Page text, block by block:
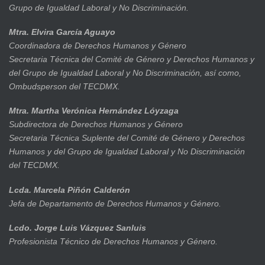
Grupo de Igualdad Laboral y No Discriminación.
Mtra. Elvira García Aguayo
Coordinadora de Derechos Humanos y Género
Secretaria Técnica del Comité de Género y Derechos Humanos y
del Grupo de Igualdad Laboral y No Discriminación, así como,
Ombudsperson del TECDMX.
Mtra. Martha Verónica Hernández Lóyzaga
Subdirectora de Derechos Humanos y Género
Secretaria Técnica Suplente del Comité de Género y Derechos
Humanos y del Grupo de Igualdad Laboral y No Discriminación
del TECDMX.
Lcda. Marcela Piñón Calderón
Jefa de Departamento de Derechos Humanos y Género.
Lcdo. Jorge Luis Vázquez Sanluis
Profesionista Técnico de Derechos Humanos y Género.